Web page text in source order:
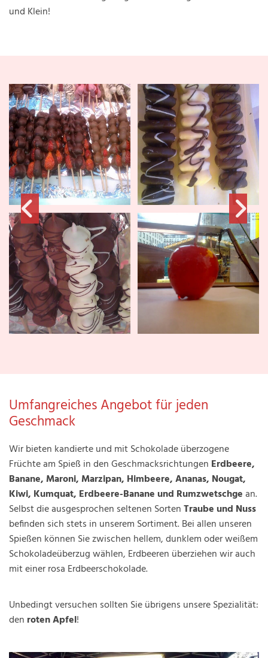
und Klein!
Umfangreiches Angebot für jeden
Geschmack
Wir bieten kandierte und mit Schokolade überzogene
Früchte am Spieß in den Geschmacksrichtungen Erdbeere,
Banane, Maroni, Marzipan, Himbeere, Ananas, Nougat,
Kiwi, Kumquat, Erdbeere-Banane und Rumzwetschgean.
Selbst die ausgesprochen seltenen SortenTraube und Nuss
befinden sich stets in unserem Sortiment. Bei allen unseren
Spießen können Sie zwischen hellem, dunklem oder weißem
Schokoladeüberzug wählen, Erdbeeren überziehen wir auch
mit einer rosa Erdbeerschokolade.
Unbedingt versuchen sollten Sie übrigens unsere Spezialität:
den roten Apfel!